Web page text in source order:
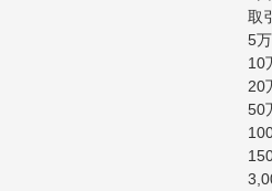
取
5
10
20
50